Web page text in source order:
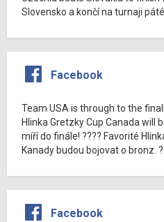
Slovensko a končí na turnaji
Facebook
Team USA is through to the
Hlinka Gretzky Cup Canada will
míří do finále! ???? Favorité
Kanady budou bojovat o bronz.
Facebook